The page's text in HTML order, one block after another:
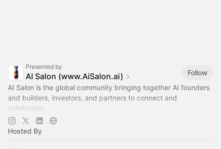
Presented by
AI Salon (www.AiSalon.ai)
Follow
AI Salon is the global community bringing together AI founders
and builders, investors, and partners to connect and
collaborate.
Decentralized, chapter-based. Launch a chapter in your city!
Hosted By